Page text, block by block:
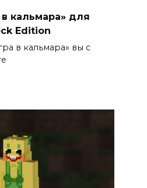
кальмара» для
Edition
в кальмара» вы с